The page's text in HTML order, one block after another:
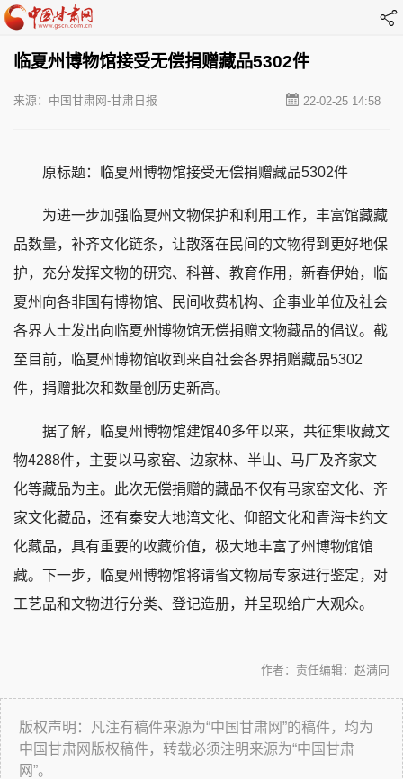
临夏州博物馆接受无偿捐赠藏品5302件
22-02-25 14:58
来源：中国甘肃网-甘肃日报
原标题：临夏州博物馆接受无偿捐赠藏品5302件
为进一步加强临夏州文物保护和利用工作，丰富馆藏藏
品数量，补齐文化链条，让散落在民间的文物得到更好地保
护，充分发挥文物的研究、科普、教育作用，新春伊始，临
夏州向各非国有博物馆、民间收费机构、企事业单位及社会
各界人士发出向临夏州博物馆无偿捐赠文物藏品的倡议。截
至目前，临夏州博物馆收到来自社会各界捐赠藏品5302
件，捐赠批次和数量创历史新高。
据了解，临夏州博物馆建馆40多年以来，共征集收藏文
物4288件，主要以马家窑、边家林、半山、马厂及齐家文
化等藏品为主。此次无偿捐赠的藏品不仅有马家窑文化、齐
家文化藏品，还有秦安大地湾文化、仰韶文化和青海卡约文
化藏品，具有重要的收藏价值，极大地丰富了州博物馆馆
藏。下一步，临夏州博物馆将请省文物局专家进行鉴定，对
工艺品和文物进行分类、登记造册，并呈现给广大观众。
责任编辑：赵满同
作者：
版权声明：凡注有稿件来源为“中国甘肃网”的稿件，均为
中国甘肃网版权稿件，转载必须注明来源为“中国甘肃
网”。